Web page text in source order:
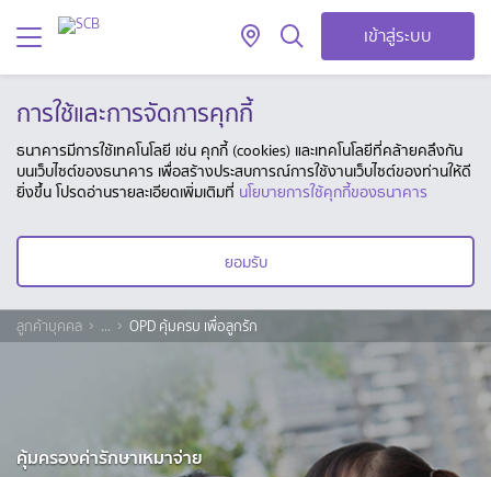
เข้าสู่ระบบ
การใช้และการจัดการคุกกี้
ธนาคารมีการใช้เทคโนโลยี เช่น คุกกี้ (cookies) และเทคโนโลยีที่คล้ายคลึงกัน
บนเว็บไซต์ของธนาคาร เพื่อสร้างประสบการณ์การใช้งานเว็บไซต์ของท่านให้ดี
ยิ่งขึ้น โปรดอ่านรายละเอียดเพิ่มเติมที่ นโยบายการใช้คุกกี้ของธนาคาร
ยอมรับ
ลูกค้าบุคคล ... OPD คุ้มครบ เพื่อลูกรัก
คุ้มครองค่ารักษาเหมาจ่าย